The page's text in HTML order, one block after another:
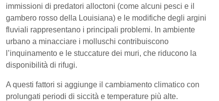
immissioni di predatori alloctoni (come alcuni pesci e il
gambero rosso della Louisiana) e le modifiche degli argini
fluviali rappresentano i principali problemi. In ambiente
urbano a minacciare i molluschi contribuiscono
l’inquinamento e le stuccature dei muri, che riducono la
disponibilità di rifugi.
A questi fattori si aggiunge il cambiamento climatico con
prolungati periodi di siccità e temperature più alte.